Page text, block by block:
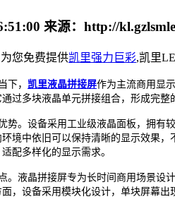
来源： http://
您免费提供凯里强力巨彩,凯里
下， 凯里液晶拼接屏作为主流商用显
过多块液晶单元拼接组合，形成完
势。设备采用工业级液晶面板，拥有
境中依旧可以保持清晰的显示效果
配多样化的显示需求。
。液晶拼接屏专为长时间商用场景设
，设备采用模块化设计，单块屏幕